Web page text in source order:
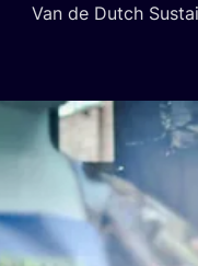
Van de Dut­ch